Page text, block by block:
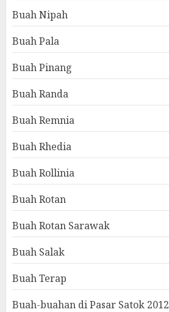
Buah Nipah
Buah Pala
Buah Pinang
Buah Randa
Buah Remnia
Buah Rhedia
Buah Rollinia
Buah Rotan
Buah Rotan Sarawak
Buah Salak
Buah Terap
Buah-buahan di Pasar Satok 2012